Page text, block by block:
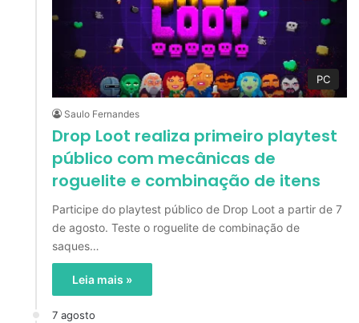
PC
Saulo Fernandes
Drop Loot realiza primeiro playtest
público com mecânicas de
roguelite e combinação de itens
Participe do playtest público de Drop Loot a partir de 7
de agosto. Teste o roguelite de combinação de
saques…
Leia mais »
7 agosto